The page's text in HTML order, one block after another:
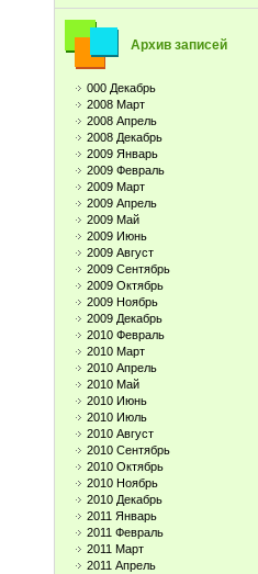
Архив записей
000 Декабрь
2008 Март
2008 Апрель
2008 Декабрь
2009 Январь
2009 Февраль
2009 Март
2009 Апрель
2009 Май
2009 Июнь
2009 Август
2009 Сентябрь
2009 Октябрь
2009 Ноябрь
2009 Декабрь
2010 Февраль
2010 Март
2010 Апрель
2010 Май
2010 Июнь
2010 Июль
2010 Август
2010 Сентябрь
2010 Октябрь
2010 Ноябрь
2010 Декабрь
2011 Январь
2011 Февраль
2011 Март
2011 Апрель